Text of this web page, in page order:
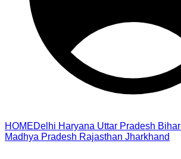
HOMEDelhi Haryana Uttar Pradesh Bihar
Madhya Pradesh Rajasthan Jharkhand